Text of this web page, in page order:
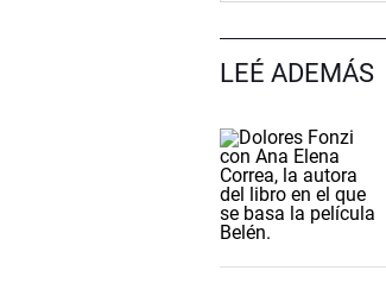
LEÉ ADEMÁS